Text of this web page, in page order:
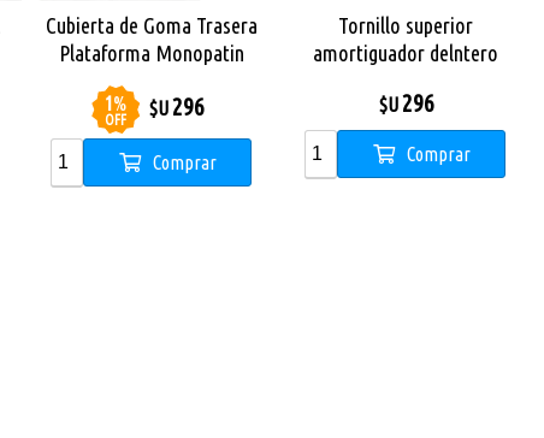
Cubierta de Goma Trasera
Plataforma Monopatin
Dual Sport
1%
OFF
$U296
Comprar
Tornillo superior
amortiguador delntero
$U296
Comprar